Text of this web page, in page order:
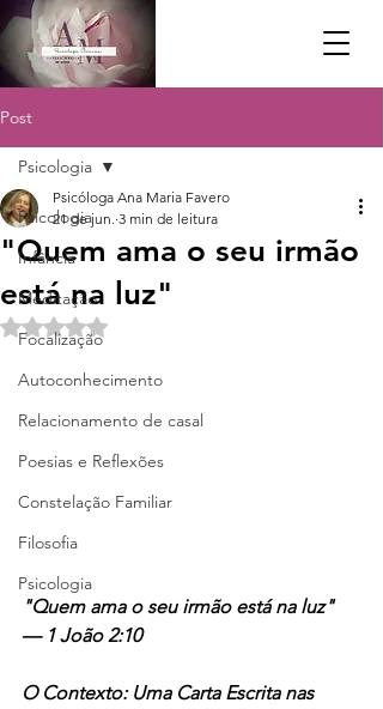
Post
Psicologia
Infância
Meditação
Focalização
Autoconhecimento
Relacionamento de casal
Poesias e Reflexões
Constelação Familiar
Filosofia
Psicologia
Psicologia
"Quem ama o seu irmão
está na luz"
Psicóloga Ana Maria Favero
21 de jun. 3 min de leitura
Avaliado com NaN de 5 estrelas.
"Quem ama o seu irmão está na luz"
— 1 João 2:10
O Contexto: Uma Carta Escrita nas